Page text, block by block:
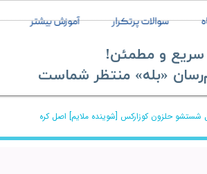
سوالات پرتکرار آموزش بیشتر
سریع و مطمئن!
«بله» منتظر شماست​​​​​​​
شستشو حلزون کوزارکس [شوینده ملایم] اصل کره